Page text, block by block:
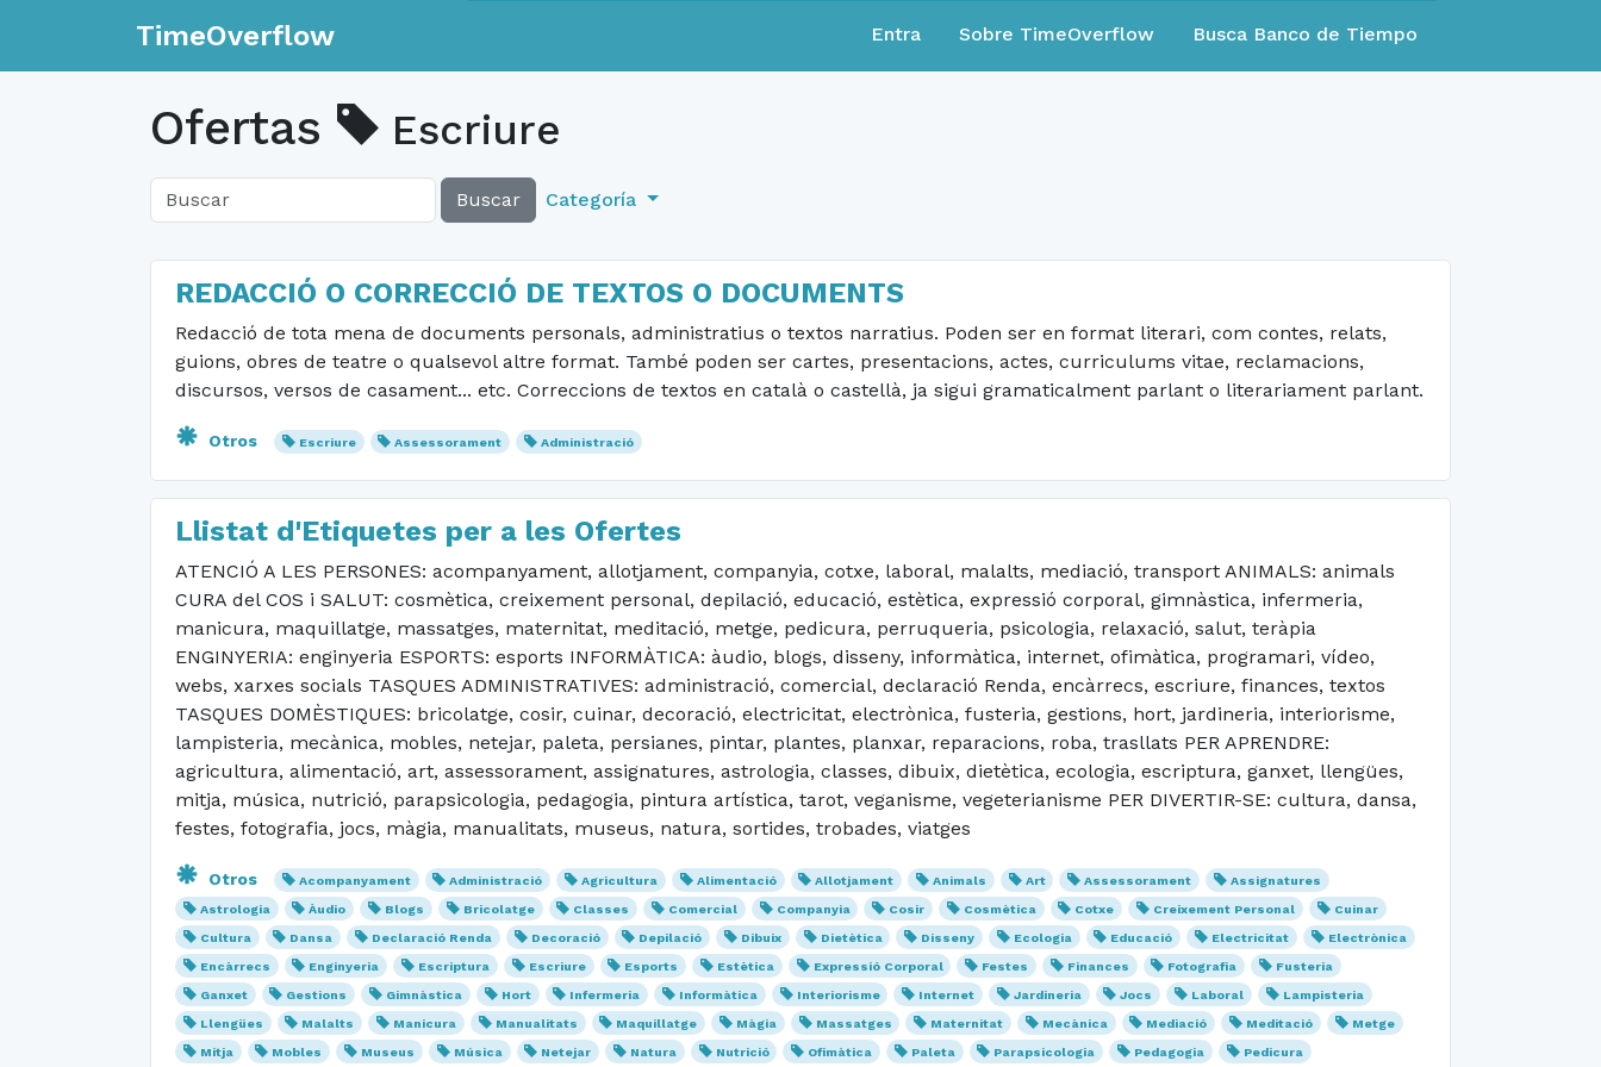
TimeOverflow Entra Sobre TimeOverflow Busca Banco de Tiempo
Ofertas Escriure
Buscar Categoría
REDACCIÓ O CORRECCIÓ DE TEXTOS O DOCUMENTS
Redacció de tota mena de documents personals, administratius o textos narratius. Poden ser en format literari, com contes, relats,
guions, obres de teatre o qualsevol altre format. També poden ser cartes, presentacions, actes, curriculums vitae, reclamacions,
discursos, versos de casament... etc. Correccions de textos en català o castellà, ja sigui gramaticalment parlant o literariament parlant.
Otros Escriure Assessorament Administració
Llistat d'Etiquetes per a les Ofertes
ATENCIÓ A LES PERSONES: acompanyament, allotjament, companyia, cotxe, laboral, malalts, mediació, transport ANIMALS: animals
CURA del COS i SALUT: cosmètica, creixement personal, depilació, educació, estètica, expressió corporal, gimnàstica, infermeria,
manicura, maquillatge, massatges, maternitat, meditació, metge, pedicura, perruqueria, psicologia, relaxació, salut, teràpia
ENGINYERIA: enginyeria ESPORTS: esports INFORMÀTICA: àudio, blogs, disseny, informàtica, internet, ofimàtica, programari, vídeo,
webs, xarxes socials TASQUES ADMINISTRATIVES: administració, comercial, declaració Renda, encàrrecs, escriure, finances, textos
TASQUES DOMÈSTIQUES: bricolatge, cosir, cuinar, decoració, electricitat, electrònica, fusteria, gestions, hort, jardineria, interiorisme,
lampisteria, mecànica, mobles, netejar, paleta, persianes, pintar, plantes, planxar, reparacions, roba, trasllats PER APRENDRE:
agricultura, alimentació, art, assessorament, assignatures, astrologia, classes, dibuix, dietètica, ecologia, escriptura, ganxet, llengües,
mitja, música, nutrició, parapsicologia, pedagogia, pintura artística, tarot, veganisme, vegeterianisme PER DIVERTIR-SE: cultura, dansa,
festes, fotografia, jocs, màgia, manualitats, museus, natura, sortides, trobades, viatges
Otros Acompanyament Administració Agricultura Alimentació Allotjament Animals Art Assessorament
Assignatures
Astrologia
Àudio Blogs Bricolatge Classes Comercial Companyia Cosir Cosmètica Cotxe Creixement Personal
Cuinar
Cultura
Dansa Declaració Renda Decoració Depilació Dibuix Dietètica Disseny Ecologia Educació Electricitat
Electrònica
Encàrrecs
Enginyeria Escriptura Escriure Esports Estètica Expressió Corporal Festes Finances Fotografia
Fusteria
Ganxet
Gestions Gimnàstica Hort Infermeria Informàtica Interiorisme Internet Jardineria Jocs Laboral
Lampisteria
Llengües
Malalts Manicura Manualitats Maquillatge Màgia Massatges Maternitat Mecànica Mediació Meditació
Metge
Mitja
Mobles Museus Música Netejar Natura Nutrició Ofimàtica Paleta Parapsicologia Pedagogia Pedicura